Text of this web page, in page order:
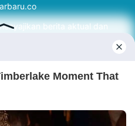
berita aktual dan
dari sumber yang tepat.